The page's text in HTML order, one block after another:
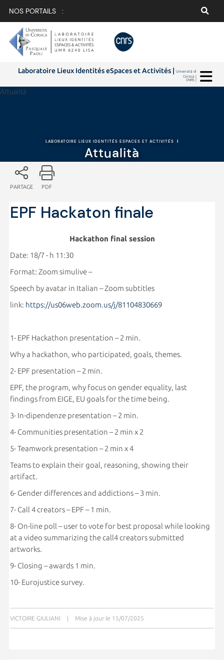
NOS PORTAILS :
Laboratoire Lieux Identités eSpaces et Activités |Università di
Corsica |
CNRS |
Attualità
LABORATOIRE LIEUX IDENTITÉS ESPACES ET ACTIVITÉS |
Attualità
PARTAGE PDF
EPF Hackaton finale
Hackathon final session
Date: 18/7 - h 11:30
Format: Zoom simulive –
Speech by avatar in Italian – Zoom subtitles
link: https://us06web.zoom.us/j/81104830669
1- EPF Hackathon presentation – 2 min.
Why a hackathon, who participated, goals, themes.
2- EPF presentation – 2 min.
EPF, the program, why focus on gender equality, last
findings from EIGE, EU goals for the time being.
3- In-dipendenze presentation – 2 min.
4- Communities presentation – 2 min x 2
5- Teamwork presentation – 2 min x 4
Teams to explain their goal, reasoning, showing their
artifact.
6- Gender differences and addictions – 3 min.
7- Call 4 creators – EPF – 1 min.
8- On-line poll – user to vote for best proposal while looking
at a video summarizing the call4 creators submitted
artworks.
9- Closing – awards 1 min.
10- Eurojustice survey.
VICTOIRE GIULIANI Mise à jour le 15/07/2025